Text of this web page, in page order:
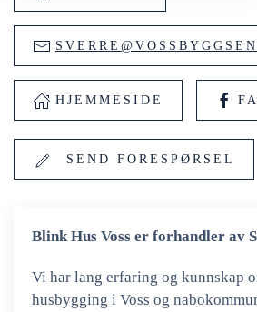
HJEMMESIDE
SEND FORESPØRSEL
Blink Hus Voss er forhandler av
Vi har lang erfaring og kunnskap
husbygging i Voss og